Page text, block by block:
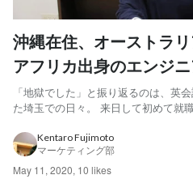
沖縄在住、オーストラ
アフリカ出身のエンジ
良いところ」
「地獄でした」と振り返るのは、英
た埼玉での日々。 来日して初めて就
としての埼玉に満足だったのは良い
Kentaro Fujimoto
マーケティング部
May 11, 2020, 10 likes